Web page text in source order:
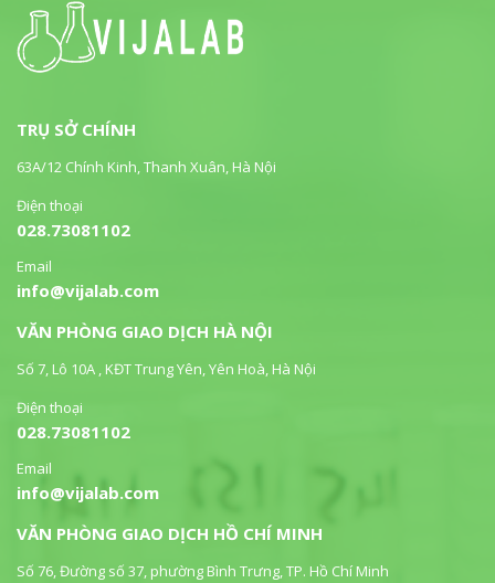
TRỤ SỞ CHÍNH
63A/12 Chính Kinh, Thanh Xuân, Hà Nội
Điện thoại
028.73081102
Email
info@vijalab.com
VĂN PHÒNG GIAO DỊCH HÀ NỘI
Số 7, Lô 10A , KĐT Trung Yên, Yên Hoà, Hà Nội
Điện thoại
028.73081102
Email
info@vijalab.com
VĂN PHÒNG GIAO DỊCH HỒ CHÍ MINH
Số 76, Đường số 37, phường Bình Trưng, TP. Hồ Chí Minh